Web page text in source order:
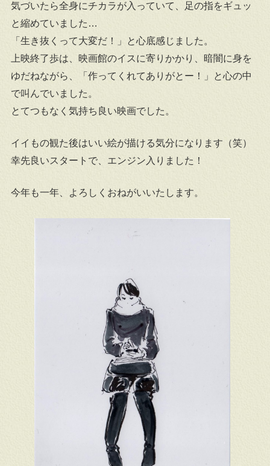
気づいたら全身にチカラが入っていて、足の指をギュッ
と縮めていました…
「生き抜くって大変だ！」と心底感じました。
上映終了歩は、映画館のイスに寄りかかり、暗闇に身を
ゆだねながら、「作ってくれてありがとー！」と心の中
で叫んでいました。
とてつもなく気持ち良い映画でした。
イイもの観た後はいい絵が描ける気分になります（笑）
幸先良いスタートで、エンジン入りました！
今年も一年、よろしくおねがいいたします。